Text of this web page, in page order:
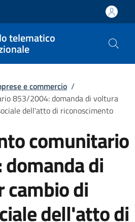
telematico
e commercio /
853/2004: domanda di voltura
dell'atto di riconoscimento
comunitario
di
di
dell'atto di